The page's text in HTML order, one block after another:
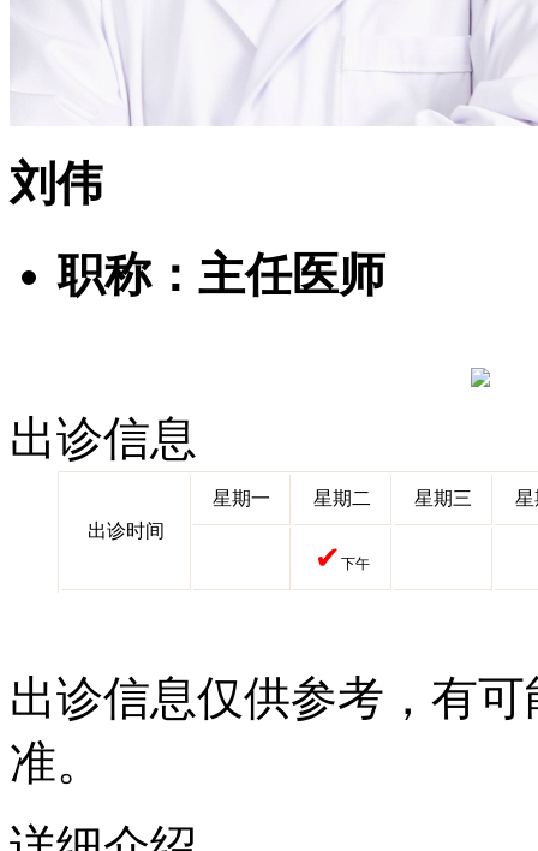
刘伟
职称：主任医师
出诊信息
出诊时间
星期一 星期二 星期三 星
✔ 下午
出诊信息仅供参考，有
准。